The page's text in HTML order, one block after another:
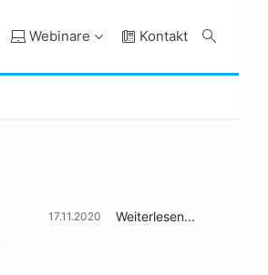
Webinare Kontakt
17.11.2020 Weiterlesen...